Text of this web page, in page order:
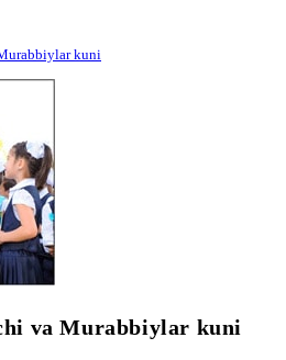
kuni
va Murabbiylar kuni